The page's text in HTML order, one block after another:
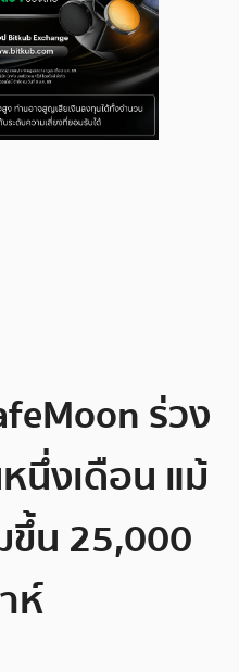
ร่วง
นึ่งเดือน แม้
น 25,000
ห์